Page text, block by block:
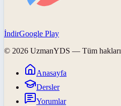
İndirGoogle Play
© 2026 UzmanYDS — Tüm hakları
Anasayfa
Dersler
Yorumlar